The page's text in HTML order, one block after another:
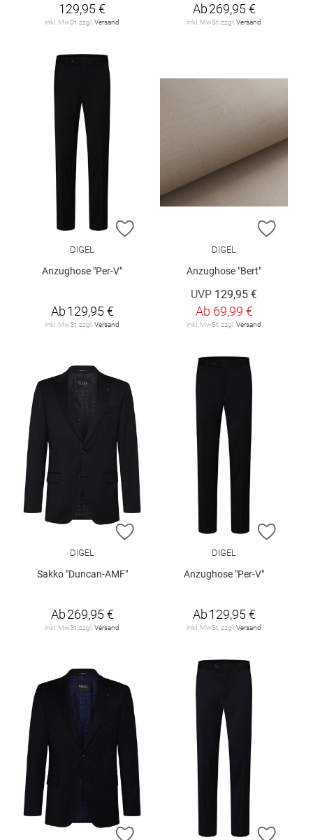
129,95 €
inkl. MwSt. zzgl. Versand
Ab269,95 €
inkl. MwSt. zzgl. Versand
ZUR WUNSCHLISTE HINZUFÜGEN
DIGEL
Anzughose "Per-V"
Ab129,95 €
inkl. MwSt. zzgl.Versand
ZUR
DIGEL
Anzughose "Bert"
UVP 129,95 €
Ab 69,99 €
inkl. MwSt. zzgl.Versand
ZUR WUNSCHLISTE HINZUFÜGEN
DIGEL
Sakko "Duncan-AMF"
Ab269,95 €
inkl. MwSt. zzgl.Versand
ZUR
DIGEL
Anzughose "Per-V"
Ab129,95 €
inkl. MwSt. zzgl.Versand
ZUR WUNSCHLISTE HINZUFÜGEN
ZUR